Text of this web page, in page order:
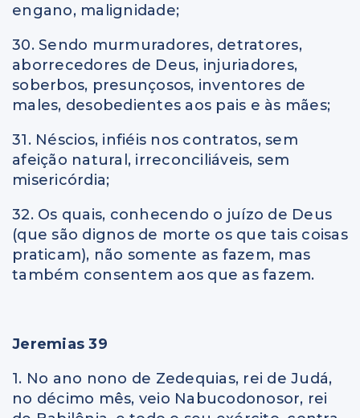
engano, malignidade;
30. Sendo murmuradores, detratores,
aborrecedores de Deus, injuriadores,
soberbos, presunçosos, inventores de
males, desobedientes aos pais e às mães;
31. Néscios, infiéis nos contratos, sem
afeição natural, irreconciliáveis, sem
misericórdia;
32. Os quais, conhecendo o juízo de Deus
(que são dignos de morte os que tais coisas
praticam), não somente as fazem, mas
também consentem aos que as fazem.
Jeremias 39
1. No ano nono de Zedequias, rei de Judá,
no décimo mês, veio Nabucodonosor, rei